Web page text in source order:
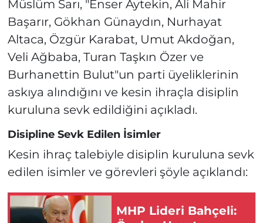
Müslüm Sarı, "Enser Aytekin, Ali Mahir
Başarır, Gökhan Günaydın, Nurhayat
Altaca, Özgür Karabat, Umut Akdoğan,
Veli Ağbaba, Turan Taşkın Özer ve
Burhanettin Bulut"un parti üyeliklerinin
askıya alındığını ve kesin ihraçla disiplin
kuruluna sevk edildiğini açıkladı.
Disipline Sevk Edilen İsimler
Kesin ihraç talebiyle disiplin kuruluna sevk
edilen isimler ve görevleri şöyle açıklandı:
MHP Lideri Bahçeli: